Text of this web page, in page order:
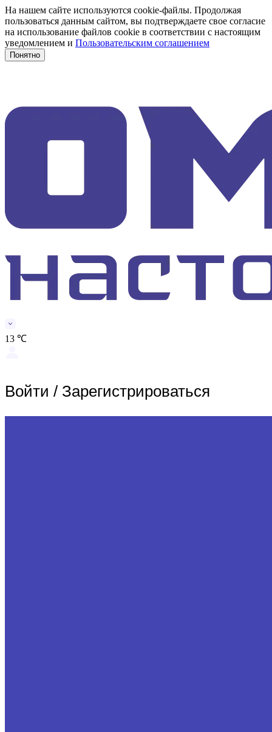
На нашем сайте используются cookie-файлы. Продолжая
пользоваться данным сайтом, вы подтверждаете свое согласие
на использование файлов cookie в соответствии с настоящим
уведомлением и Пользовательским соглашением
Понятно
13 ℃
Войти / Зарегистрироваться